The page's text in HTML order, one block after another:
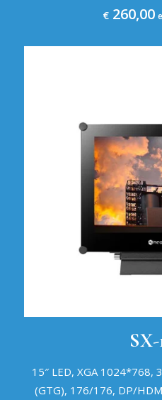
€260,00
SX-
15″ LED, XGA 1024*768,
(GTG), 176/176, DP/